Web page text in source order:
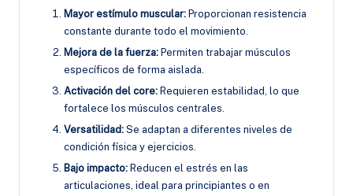
Mayor estímulo muscular: Proporcionan resistencia
constante durante todo el movimiento.
Mejora de la fuerza: Permiten trabajar músculos
específicos de forma aislada.
Activación del core: Requieren estabilidad, lo que
fortalece los músculos centrales.
Versatilidad: Se adaptan a diferentes niveles de
condición física y ejercicios.
Bajo impacto: Reducen el estrés en las
articulaciones, ideal para principiantes o en